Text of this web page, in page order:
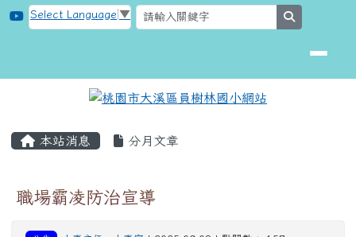
跳至主內容區
桃園市大溪區員樹林國小網站
Select Language ▼
本站消息 分月文章
職場霸凌防治宣導